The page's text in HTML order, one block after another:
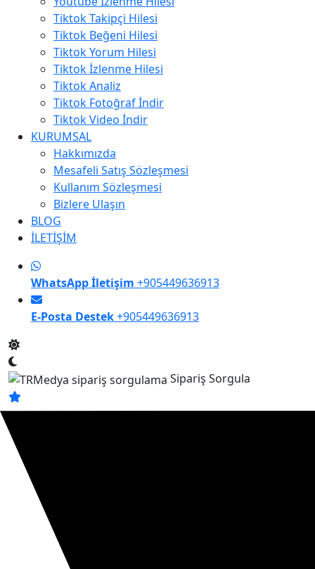
Tiktok Takipçi Hilesi
Tiktok Beğeni Hilesi
Tiktok Yorum Hilesi
Tiktok İzlenme Hilesi
Tiktok Analiz
Tiktok Fotoğraf İndir
Tiktok Video İndir
KURUMSAL
Hakkımızda
Mesafeli Satış Sözleşmesi
Kullanım Sözleşmesi
Bizlere Ulaşın
BLOG
İLETİŞİM
WhatsApp İletişim +905449636913
E-Posta Destek+905449636913
Sipariş Sorgula